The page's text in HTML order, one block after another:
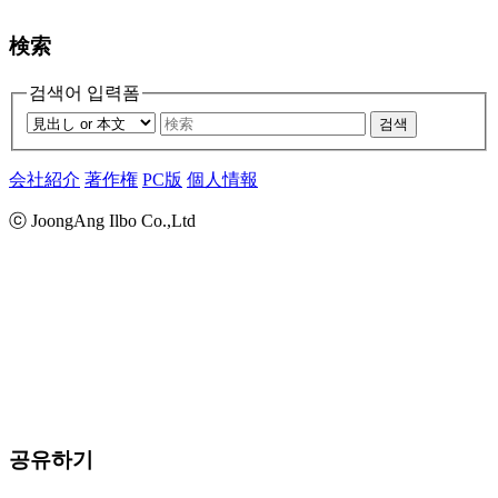
検索
검색어 입력폼
검색
会社紹介 著作権 PC版 個人情報
ⓒ JoongAng Ilbo Co.,Ltd
공유하기